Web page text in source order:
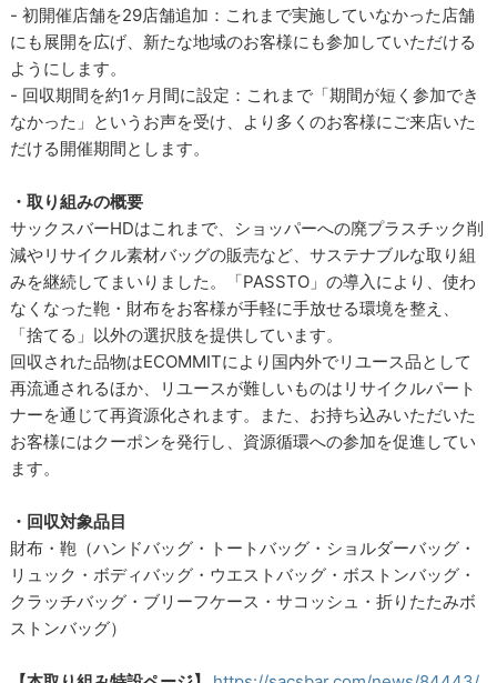
- 初開催店舗を29店舗追加：これまで実施していなかった店舗
にも展開を広げ、新たな地域のお客様にも参加していただける
ようにします。
- 回収期間を約1ヶ月間に設定：これまで「期間が短く参加でき
なかった」というお声を受け、より多くのお客様にご来店いた
だける開催期間とします。
・取り組みの概要
サックスバーHDはこれまで、ショッパーへの廃プラスチック削
減やリサイクル素材バッグの販売など、サステナブルな取り組
みを継続してまいりました。「PASSTO」の導入により、使わ
なくなった鞄・財布をお客様が手軽に手放せる環境を整え、
「捨てる」以外の選択肢を提供しています。
回収された品物はECOMMITにより国内外でリユース品として
再流通されるほか、リユースが難しいものはリサイクルパート
ナーを通じて再資源化されます。また、お持ち込みいただいた
お客様にはクーポンを発行し、資源循環への参加を促進してい
ます。
・回収対象品目
財布・鞄（ハンドバッグ・トートバッグ・ショルダーバッグ・
リュック・ボディバッグ・ウエストバッグ・ボストンバッグ・
クラッチバッグ・ブリーフケース・サコッシュ・折りたたみボ
ストンバッグ）